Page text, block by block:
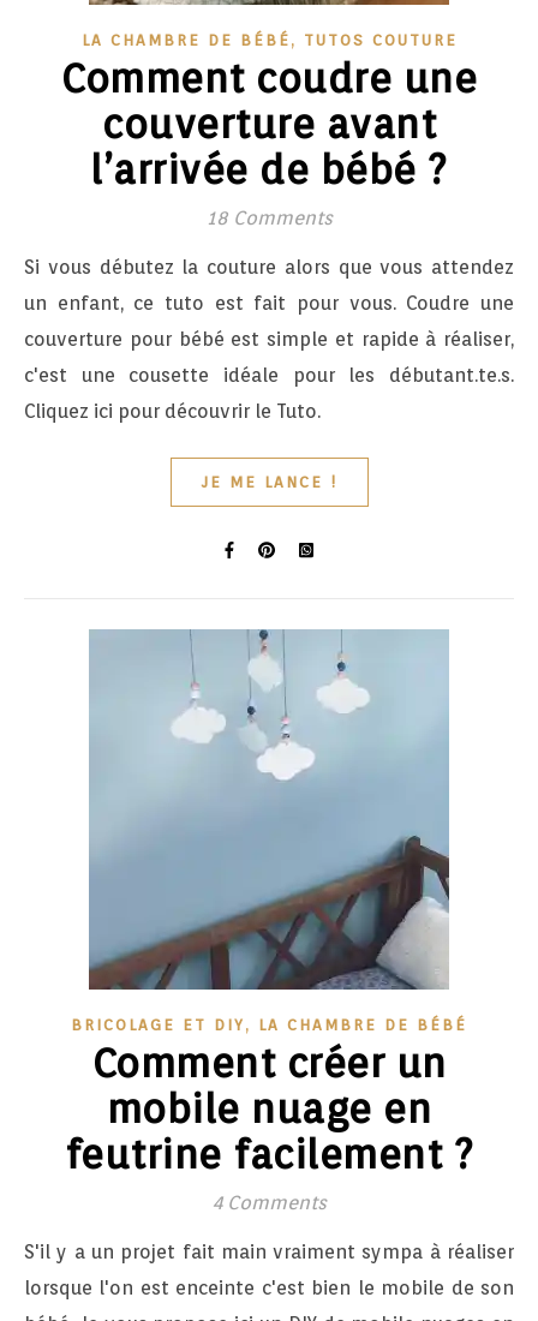
LA CHAMBRE DE BÉBÉ , TUTOS COUTURE
Comment coudre une
couverture avant
l’arrivée de bébé ?
18 Comments
Si vous débutez la couture alors que vous attendez
un enfant, ce tuto est fait pour vous. Coudre une
couverture pour bébé est simple et rapide à réaliser,
c'est une cousette idéale pour les débutant.te.s.
Cliquez ici pour découvrir le Tuto.
JE ME LANCE !
BRICOLAGE ET DIY , LA CHAMBRE DE BÉBÉ
Comment créer un
mobile nuage en
feutrine facilement ?
4 Comments
S'il y a un projet fait main vraiment sympa à réaliser
lorsque l'on est enceinte c'est bien le mobile de son